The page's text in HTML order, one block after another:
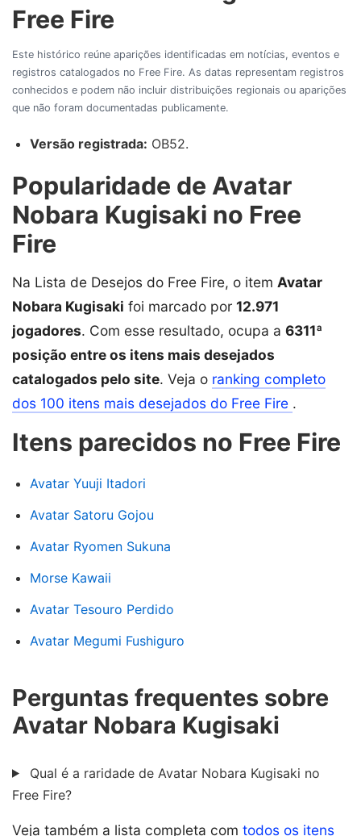
Free Fire
Este histórico reúne aparições identificadas em notícias, eventos e
registros catalogados no Free Fire. As datas representam registros
conhecidos e podem não incluir distribuições regionais ou aparições
que não foram documentadas publicamente.
Versão registrada: OB52.
Popularidade de Avatar
Nobara Kugisaki no Free
Fire
Na Lista de Desejos do Free Fire, o item Avatar
Nobara Kugisaki foi marcado por 12.971
jogadores. Com esse resultado, ocupa a 6311ª
posição entre os itens mais desejados
catalogados pelo site. Veja o ranking completo
dos 100 itens mais desejados do Free Fire .
Itens parecidos no Free Fire
Avatar Yuuji Itadori
Avatar Satoru Gojou
Avatar Ryomen Sukuna
Morse Kawaii
Avatar Tesouro Perdido
Avatar Megumi Fushiguro
Perguntas frequentes sobre
Avatar Nobara Kugisaki
Qual é a raridade de Avatar Nobara Kugisaki no
Free Fire?
Veja também a lista completa com todos os itens